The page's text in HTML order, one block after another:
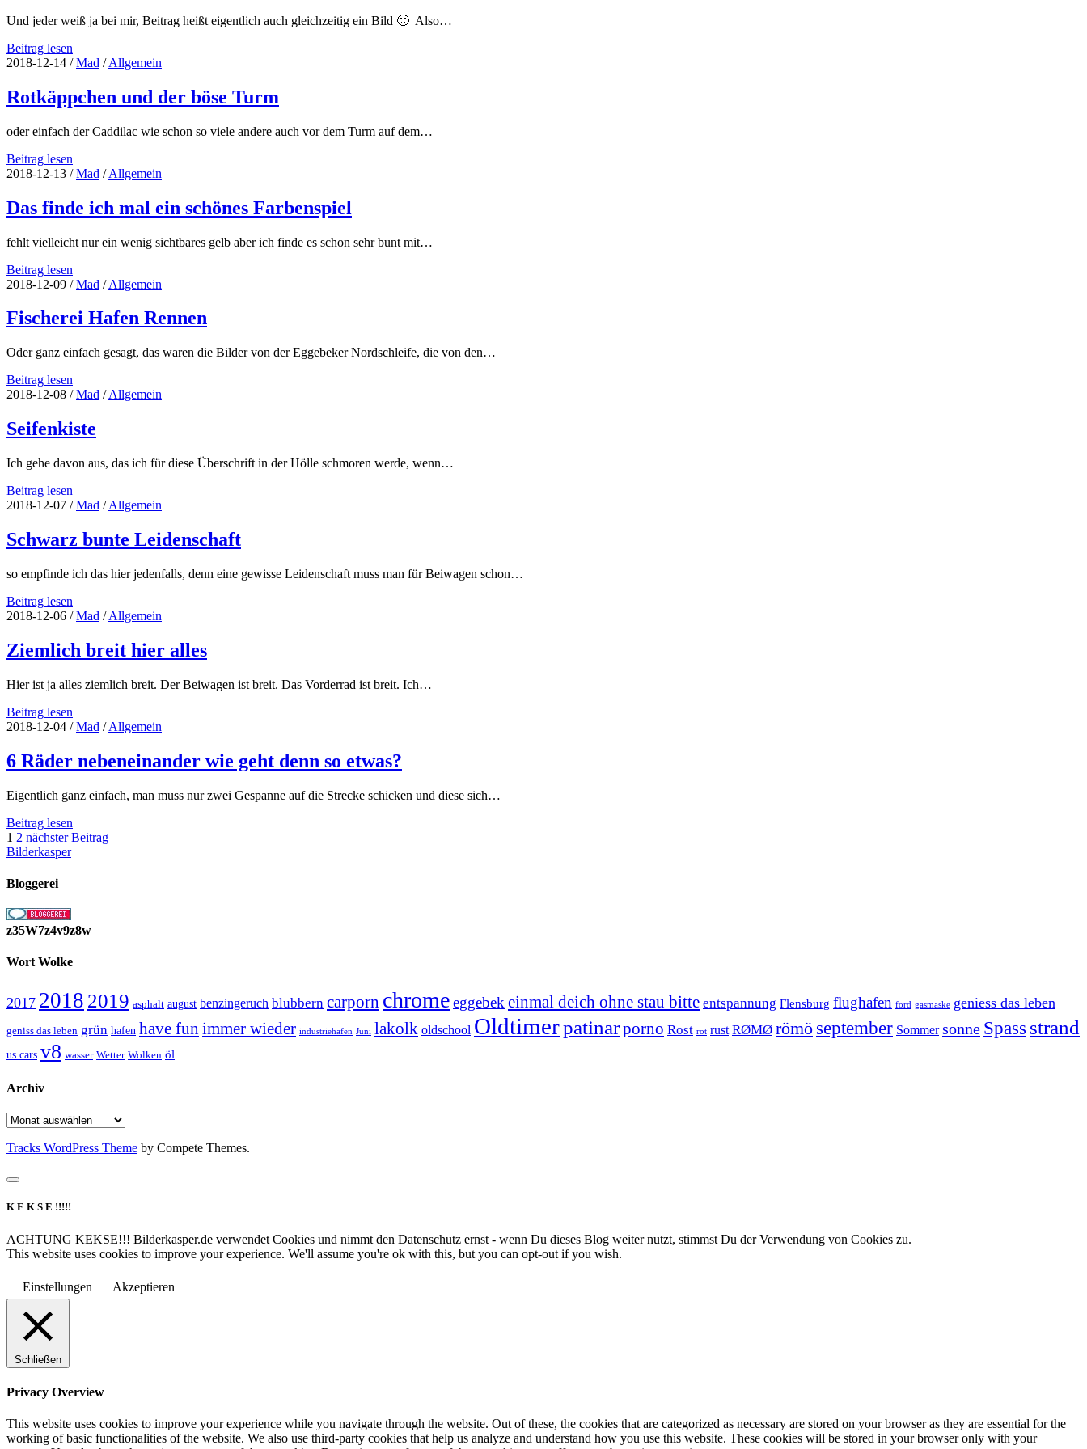
Und jeder weiß ja bei mir, Beitrag heißt eigentlich auch gleichzeitig ein Bild 🙂 Also…
Beitrag lesen
ADAC
Slalom
Beitrag
2018-12-14 /Mad /Allgemein
Rotkäppchen und der böse Turm
oder einfach der Caddilac wie schon so viele andere auch vor dem Turm auf dem…
Beitrag lesen
und
böse
Turm
2018-12-13 /Mad /Allgemein
Das finde ich mal ein schönes Farbenspiel
fehlt vielleicht nur ein wenig sichtbares gelb aber ich finde es schon sehr bunt mit…
Beitrag lesen
finde
mal
ein
Farbenspiel
2018-12-09 /Mad /Allgemein
Fischerei Hafen Rennen
Oder ganz einfach gesagt, das waren die Bilder von der Eggebeker Nordschleife, die von den…
Beitrag lesen
Hafen
2018-12-08 /Mad /Allgemein
Seifenkiste
Ich gehe davon aus, das ich für diese Überschrift in der Hölle schmoren werde, wenn…
Beitrag lesen
2018-12-07 /Mad /Allgemein
Schwarz bunte Leidenschaft
so empfinde ich das hier jedenfalls, denn eine gewisse Leidenschaft muss man für Beiwagen schon…
Beitrag lesen
bunte
2018-12-06 /Mad /Allgemein
Ziemlich breit hier alles
Hier ist ja alles ziemlich breit. Der Beiwagen ist breit. Das Vorderrad ist breit. Ich…
Beitrag lesen
breit
2018-12-04 /Mad /Allgemein
6 Räder nebeneinander wie geht denn so etwas?
Eigentlich ganz einfach, man muss nur zwei Gespanne auf die Strecke schicken und diese sich…
Beitrag lesen
Räder
etwas?
Seitennummerierung
der
Beiträge
1 2 nächster Beitrag
Bilderkasper
Bloggerei
z35W7z4v9z8w
Wort Wolke
2017 2018 2019 asphalt august benzingeruch blubbern carporn chromeeggebek einmal deich ohne stau bitte entspannung Flensburg flughafen ford gasmaske geniess das leben
geniss das leben grün hafen have fun immer wieder industriehafen Juni lakolk oldschool Oldtimerpatinarporno Rost rot rust RØMØ römö september Sommer sonne Spass strand
us cars v8 wasser Wetter Wolken öl
Archiv
Archiv
Tracks WordPress Theme by Compete Themes.
K E K S E !!!!!
ACHTUNG KEKSE!!! Bilderkasper.de verwendet Cookies und nimmt den Datenschutz ernst - wenn Du dieses Blog weiter nutzt, stimmst Du der Verwendung von Cookies zu.
This website uses cookies to improve your experience. We'll assume you're ok with this, but you can opt-out if you wish.
Einstellungen Akzeptieren
Schließen
Privacy Overview
This website uses cookies to improve your experience while you navigate through the website. Out of these, the cookies that are categorized as necessary are stored on your browser as they are essential for the
working of basic functionalities of the website. We also use third-party cookies that help us analyze and understand how you use this website. These cookies will be stored in your browser only with your